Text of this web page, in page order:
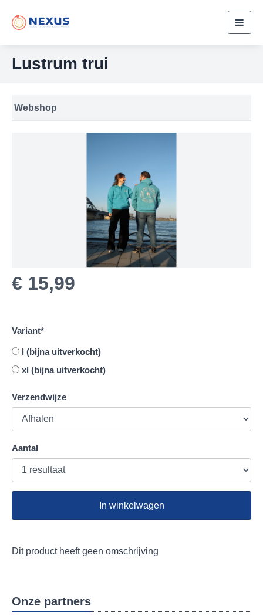
Lustrum trui
Webshop
€ 15,99
Variant*
l (bijna uitverkocht)
xl (bijna uitverkocht)
Verzendwijze
Aantal
In winkelwagen
Dit product heeft geen omschrijving
Onze partners